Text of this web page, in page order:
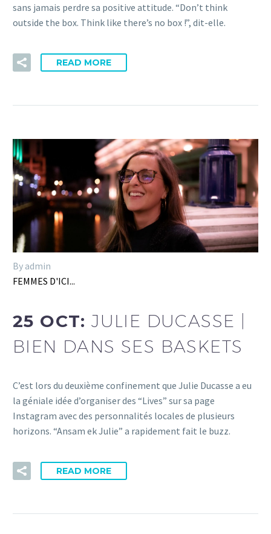
sans jamais perdre sa positive attitude. “Don’t think
outside the box. Think like there’s no box !”, dit-elle.
READ MORE
By admin
FEMMES D'ICI...
25 OCT:JULIE DUCASSE |
BIEN DANS SES BASKETS
C’est lors du deuxième confinement que Julie Ducasse a eu
la géniale idée d’organiser des “Lives” sur sa page
Instagram avec des personnalités locales de plusieurs
horizons. “Ansam ek Julie” a rapidement fait le buzz.
READ MORE